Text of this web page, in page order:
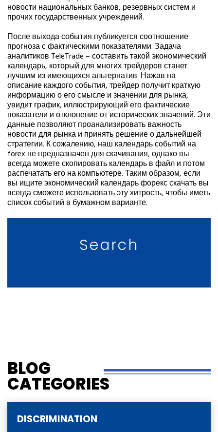
новости национальных банков, резервных систем и
прочих государственных учреждений.
После выхода события публикуется соотношение
прогноза с фактическими показателями. Задача
аналитиков TeleTrade – составить такой экономический
календарь, который для многих трейдеров станет
лучшим из имеющихся альтернатив. Нажав на
описание каждого события, трейдер получит краткую
информацию о его смысле и значении для рынка,
увидит график, иллюстрирующий его фактические
показатели и отклонение от исторических значений. Эти
данные позволяют проанализировать важность
новости для рынка и принять решение о дальнейшей
стратегии. К сожалению, наш календарь событий на
forex не предназначен для скачивания, однако вы
всегда можете скопировать календарь в файл и потом
распечатать его на компьютере. Таким образом, если
вы ищите экономический календарь форекс скачать вы
всегда сможете использовать эту хитрость, чтобы иметь
список событий в бумажном варианте.
Search
BLOG
CATEGORIES
DISCRIMINATION